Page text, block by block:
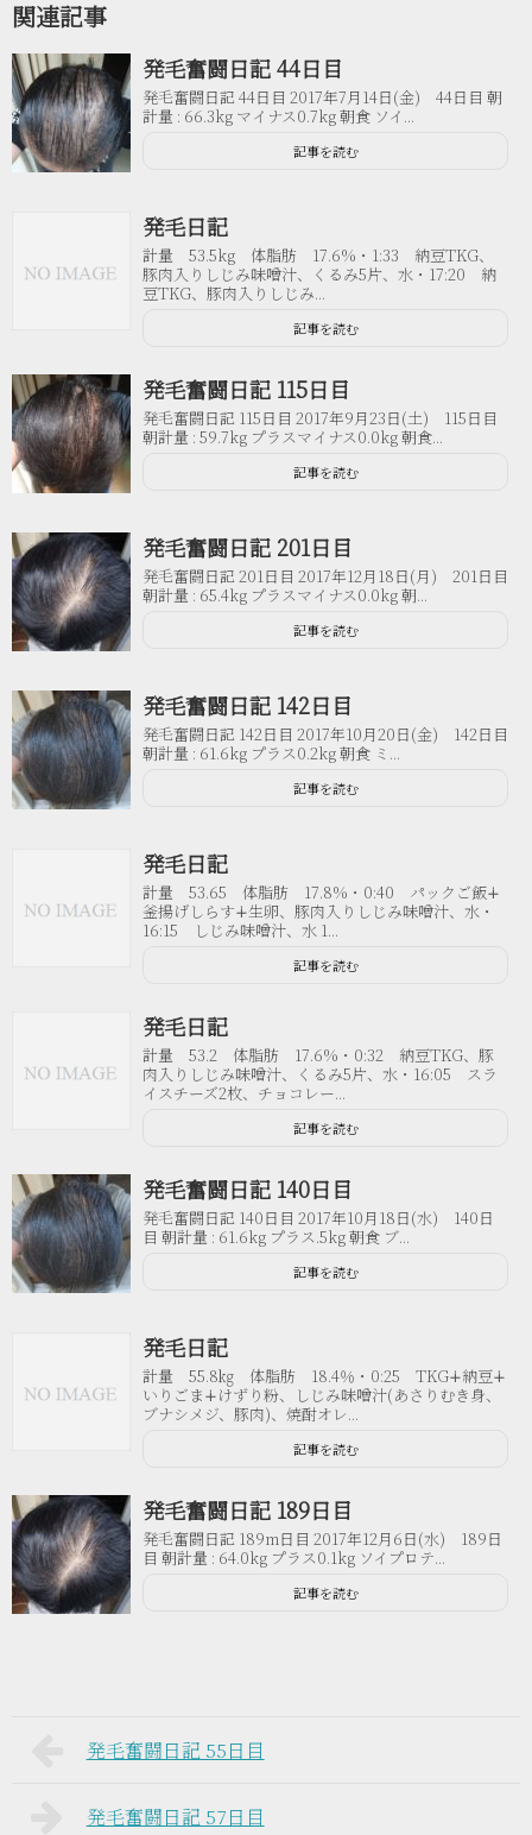
関連記事
発毛奮闘日記 44日目
発毛奮闘日記 44日目 2017年7月14日(金) 44日目 朝
計量 : 66.3kg マイナス0.7kg 朝食 ソイ...
記事を読む
発毛日記
計量 53.5kg 体脂肪 17.6%・1:33 納豆TKG、
豚肉入りしじみ味噌汁、くるみ5片、水・17:20 納
豆TKG、豚肉入りしじみ...
記事を読む
発毛奮闘日記 115日目
発毛奮闘日記 115日目 2017年9月23日(土) 115日目
朝計量 : 59.7kg プラスマイナス0.0kg 朝食...
記事を読む
発毛奮闘日記 201日目
発毛奮闘日記 201日目 2017年12月18日(月) 201日目
朝計量 : 65.4kg プラスマイナス0.0kg 朝...
記事を読む
発毛奮闘日記 142日目
発毛奮闘日記 142日目 2017年10月20日(金) 142日目
朝計量 : 61.6kg プラス0.2kg 朝食 ミ...
記事を読む
発毛日記
計量 53.65 体脂肪 17.8%・0:40 パックご飯∔
釜揚げしらす∔生卵、豚肉入りしじみ味噌汁、水・
16:15 しじみ味噌汁、水 1...
記事を読む
発毛日記
計量 53.2 体脂肪 17.6%・0:32 納豆TKG、豚
肉入りしじみ味噌汁、くるみ5片、水・16:05 スラ
イスチーズ2枚、チョコレー...
記事を読む
発毛奮闘日記 140日目
発毛奮闘日記 140日目 2017年10月18日(水) 140日
目 朝計量 : 61.6kg プラス.5kg 朝食 ブ...
記事を読む
発毛日記
計量 55.8㎏ 体脂肪 18.4％・0:25 TKG∔納豆∔
いりごま∔けずり粉、しじみ味噌汁(あさりむき身、
ブナシメジ、豚肉)、焼酎オレ...
記事を読む
発毛奮闘日記 189日目
発毛奮闘日記 189m日目 2017年12月6日(水) 189日
目 朝計量 : 64.0kg プラス0.1kg ソイプロテ...
記事を読む
発毛奮闘日記 55日目
発毛奮闘日記 57日目